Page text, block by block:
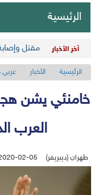
الرئيسية
آخر الأخبار مقتل وإصابة 191 ألف مدني لأسباب مباشرة وغير مباشرة في أحدث
الرئيسية الأخبار عربي
خامنئي يشن
العرب
طهران (ديبريفر) 2020-02-05 | منذ 3